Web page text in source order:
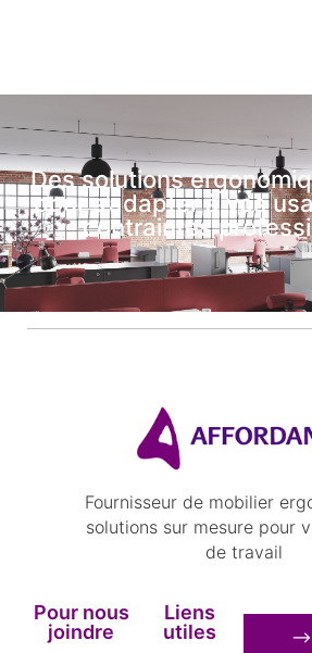
Des solutions
pour s’adapter à vos
contraintes
Fournisseur de mobilier
solutions sur mesure pour
de travail
Pour nous
joindre
Liens
utiles
⟶